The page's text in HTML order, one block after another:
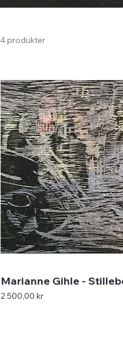
4 produkter
Marianne Gihle -
Pris
2 500,00 kr